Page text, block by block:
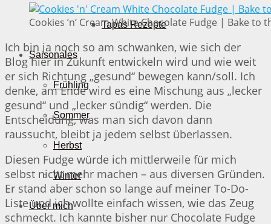
Tapas Rezepte
Saisonales
Frühling
Sommer
Herbst
Winter
Über mich
Cookies ’n‘ Cream White Chocolate Fudge | Bake to
Ich bin ja noch so am schwanken, wie sich der
Blog hier in Zukunft entwickeln wird und wie weit
er sich Richtung „gesund“ bewegen kann/soll. Ich
denke, am Ende wird es eine Mischung aus „lecker
gesund“ und „lecker sündig“ werden. Die
Entscheidung, was man sich davon dann
raussucht, bleibt ja jedem selbst überlassen.
Diesen Fudge würde ich mittlerweile für mich
selbst nicht mehr machen – aus diversen Gründen.
Er stand aber schon so lange auf meiner To-Do-
Liste und ich wollte einfach wissen, wie das Zeug
schmeckt. Ich kannte bisher nur Chocolate Fudge